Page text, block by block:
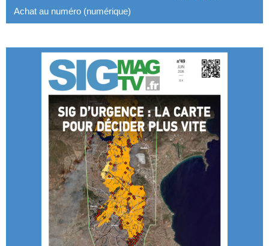
Achat au numéro (numérique)